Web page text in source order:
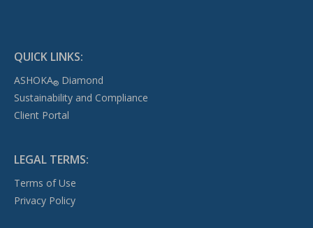
QUICK LINKS:
ASHOKA®Diamond
Sustainability and Compliance
Client Portal
LEGAL TERMS:
Terms of Use
Privacy Policy